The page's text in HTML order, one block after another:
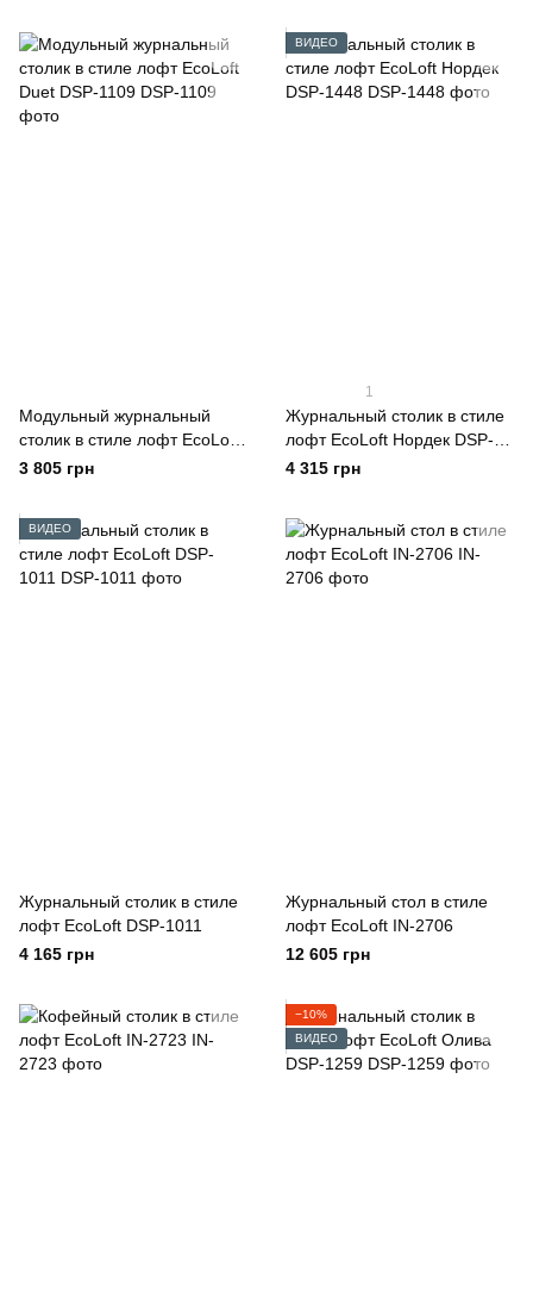
Модульный журнальный
столик в стиле лофт EcoLoft
Duet DSP-1109
3 805 грн
ВИДЕО
1
Журнальный столик в стиле
лофт EcoLoft Нордек DSP-
1448
4 315 грн
ВИДЕО
Журнальный столик в стиле
лофт EcoLoft DSP-1011
4 165 грн
Журнальный стол в стиле
лофт EcoLoft IN-2706
12 605 грн
−10%
ВИДЕО